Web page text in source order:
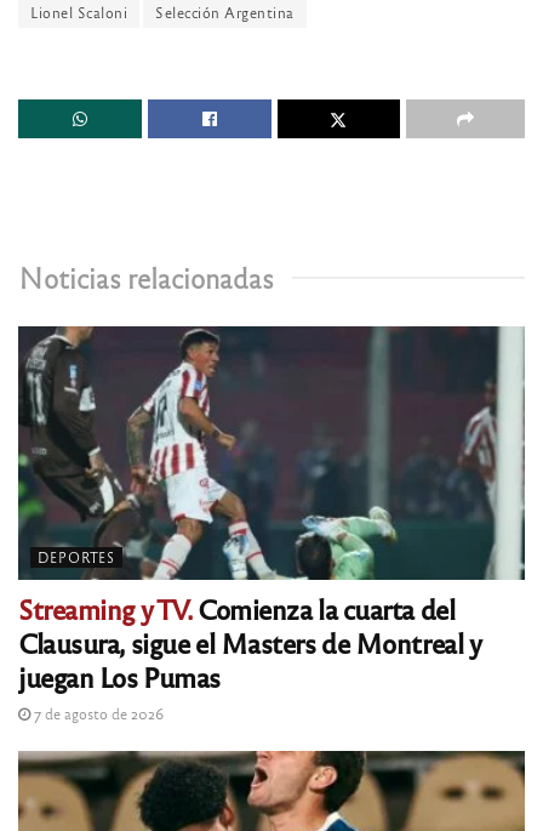
Lionel Scaloni
Selección Argentina
Noticias relacionadas
DEPORTES
Streaming y TV.Comienza la cuarta del
Clausura, sigue el Masters de Montreal y
juegan Los Pumas
7 de agosto de 2026